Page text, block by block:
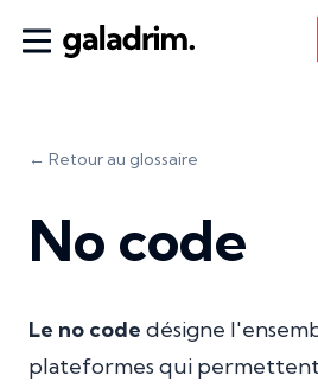
← Retour au glossaire
No code
Le no code désigne
plateformes qui